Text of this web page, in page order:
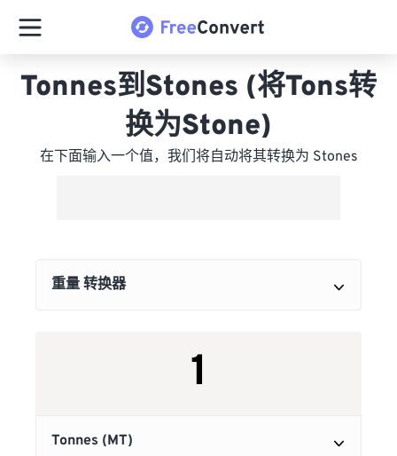
Tonnes到Stones (将Tons转
换为Stone)
在下面输入一个值，我们将自动将其转换为 Stones